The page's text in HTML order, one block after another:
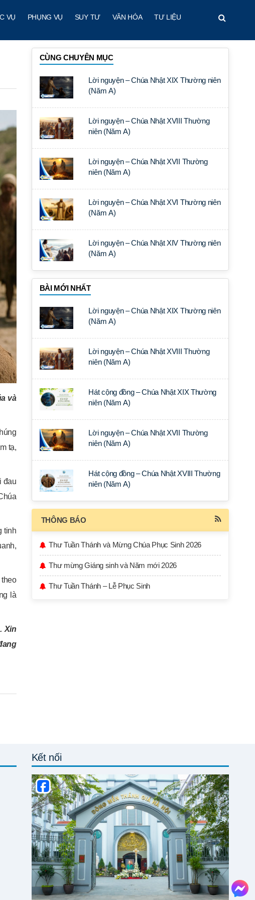
VỤ PHỤNG VỤ SUY TƯ VĂN HÓA TƯ LIỆU
và
tạ,
đau
tinh
là
Xin
CÙNG CHUYÊN MỤC
Lời nguyện – Chúa Nhật XIX Thường niên
(Năm A)
Lời nguyện – Chúa Nhật XVIII Thường
niên (Năm A)
Lời nguyện – Chúa Nhật XVII Thường
niên (Năm A)
Lời nguyện – Chúa Nhật XVI Thường niên
(Năm A)
Lời nguyện – Chúa Nhật XIV Thường niên
(Năm A)
BÀI MỚI NHẤT
Lời nguyện – Chúa Nhật XIX Thường niên
(Năm A)
Lời nguyện – Chúa Nhật XVIII Thường
niên (Năm A)
Hát cộng đồng – Chúa Nhật XIX Thường
niên (Năm A)
Lời nguyện – Chúa Nhật XVII Thường
niên (Năm A)
Hát cộng đồng – Chúa Nhật XVIII Thường
niên (Năm A)
THÔNG BÁO
Thư Tuần Thánh và Mừng Chúa Phục Sinh 2026
Thư mừng Giáng sinh và Năm mới 2026
Thư Tuần Thánh – Lễ Phục Sinh
Kết nối